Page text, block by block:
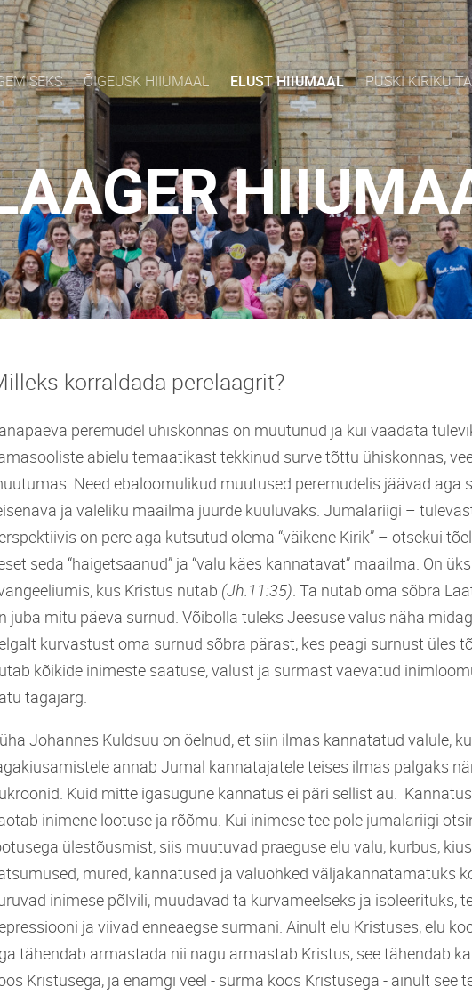
ÕIGEUSK HIIUMAAL ELUST HIIUMAAL PUSKI KIRIKU
korraldada perelaagrit?
peremudel ühiskonnas on muutunud ja kui vaadata
abielu temaatikast tekkinud surve tõttu ühiskonnas,
Need ebaloomulikud muutused peremudelis jäävad aga
ja valeliku maailma juurde kuuluvaks. Jumalariigi –
on pere aga kutsutud olema “väikene Kirik” – otsekui
seda “haigetsaanud” ja “valu käes kannatavat” maailma. On
kus Kristus nutab (Jh.11:35). Ta nutab oma sõbra
juba mitu päeva surnud. Võibolla tuleks Jeesuse valus näha
kurvastust oma surnud sõbra pärast, kes peagi surnust üles
kõikide inimeste saatuse, valust ja surmast vaevatud
tagajärg.
Johannes Kuldsuu on öelnud, et siin ilmas kannatatud valule,
annab Jumal kannatajatele teises ilmas palgaks
Kuid mitte igasugune kannatus ei päri sellist au.
inimene lootuse ja rõõmu. Kui inimese tee pole jumalariigi
ülestõusmist, siis muutuvad praeguse elu valu, kurbus,
mured, kannatused ja valuohked väljakannatamatuks
inimese põlvili, muudavad ta kurvameelseks ja isoleerituks,
ja viivad enneaegse surmani. Ainult elu Kristuses, elu
tähendab armastada nii nagu armastab Kristus, see tähendab
Kristusega, ja enamgi veel - surma koos Kristusega - ainult see